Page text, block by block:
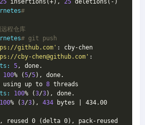
25 insertions(+), 25 deletions(-)
#
程仓库
# git push
github.com' : cby-chen
cby-chen@github.com' :
5, done.
100% (5/5), done.
using up to 8 threads
100% (3/3), done.
100% (3/3), 434 bytes
| 434.00
0 (delta 0), pack-reused